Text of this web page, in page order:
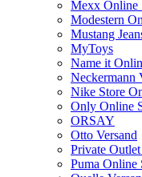
Mexx Online
Modestern
Mustang
MyToys
Name it
Neckermann
Nike Store
Only Online
ORSAY
Otto Versand
Private
Puma Online